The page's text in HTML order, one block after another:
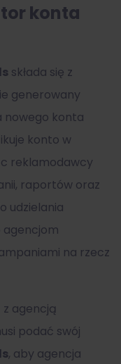
konta
składa się z
generowany
nowego konta
konto w
reklamodawcy
raportów oraz
udzielania
agencjom
na rzecz
z agencją
podać swój
, aby agencja